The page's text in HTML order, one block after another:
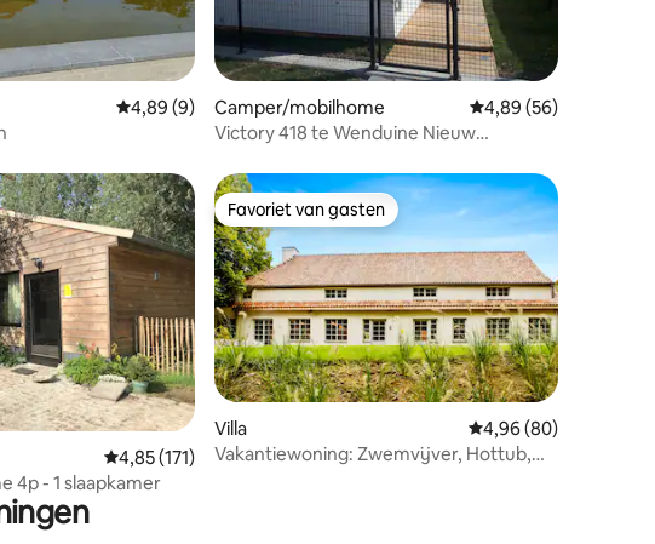
op 5, 4 recensies
Gemiddelde beoordeling van 4,89 op 5, 9 recensies
4,89 (9)
Camper/mobilhome Gemiddelde
4,89 (56)
Victory 418 te Wenduine Nieuw
op 5, 112 recensies
Gemiddelde beoordeling van 4,85 op 5, 171 recensies
4,85 (171)
4p - 1 slaapkamer
Favoriet van gasten
Favoriet van gasten
Villa Gemiddelde
4,96 (80)
Vakantiewoning: Zwemvijver, Hottub,